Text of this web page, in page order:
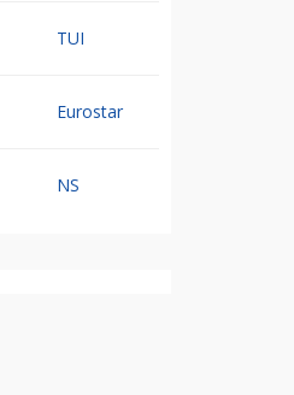
TUI
Eurostar
NS